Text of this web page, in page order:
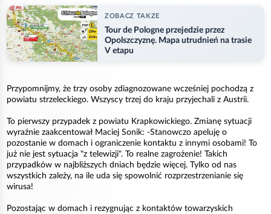
ZOBACZ TAKZE
Tour de Pologne przejedzie przez
Opolszczyznę. Mapa utrudnień na trasie
V etapu
Przypomnijmy, że trzy osoby zdiagnozowane wcześniej pochodzą z
powiatu strzeleckiego. Wszyscy trzej do kraju przyjechali z Austrii.
To pierwszy przypadek z powiatu Krapkowickiego. Zmianę sytuacji
wyraźnie zaakcentował Maciej Sonik: -Stanowczo apeluję o
pozostanie w domach i ograniczenie kontaktu z innymi osobami! To
już nie jest sytuacja "z telewizji". To realne zagrożenie! Takich
przypadków w najbliższych dniach będzie więcej. Tylko od nas
wszystkich zależy, na ile uda się spowolnić rozprzestrzenianie się
wirusa!
Pozostając w domach i rezygnując z kontaktów towarzyskich